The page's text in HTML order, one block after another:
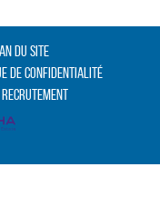
du site
de confidentialité
Recrutement